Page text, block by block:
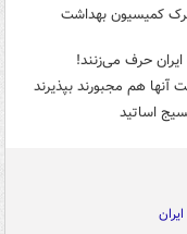
کمیسیون بهداشت
ایران حرف می‌زنند!
هم مجبورند بپذیرند
اساتید
ایران